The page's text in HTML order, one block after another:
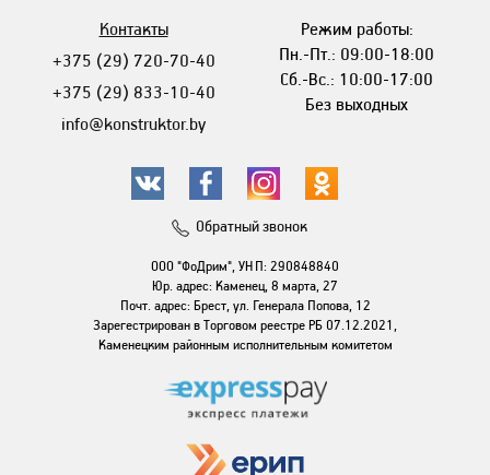
Контакты
+375 (29) 720-70-40
+375 (29) 833-10-40
info@konstruktor.by
Режим работы:
Пн.-Пт.: 09:00-18:00
Сб.-Вс.: 10:00-17:00
Без выходных
Обратный звонок
ООО "ФоДрим", УНП: 290848840
Юр. адрес: Каменец, 8 марта, 27
Почт. адрес: Брест, ул. Генерала Попова, 12
Зарегестрирован в Торговом реестре РБ 07.12.2021,
Каменецким районным исполнительным комитетом